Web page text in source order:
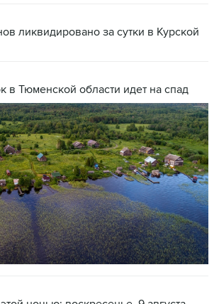
ликвидировано за сутки в Курской
в Тюменской области идет на спад